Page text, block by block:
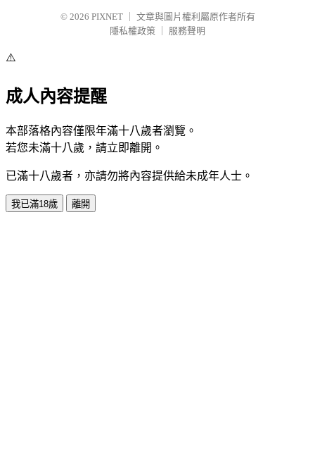
© 2026 PIXNET
文章與圖片權利屬原作者所有
隱私權政策
服務聲明
⚠️
成人內容提醒
本部落格內容僅限年滿十八歲者瀏覽。
若您未滿十八歲，請立即離開。
已滿十八歲者，亦請勿將內容提供給未成年人士。
我已滿18歲 離開